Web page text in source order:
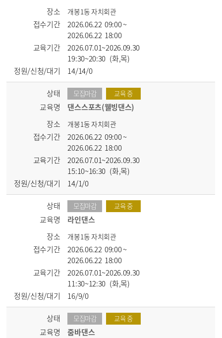
장소 개봉1동 자치회관
접수기간
2026.06.22 09:00 ~
2026.06.22 18:00
교육기간
2026.07.01~2026.09.30
19:30~20:30 (화,목)
정원/신청/대기
14/14/0
상태 모집마감 교육 중
교육명
댄스스포츠(웰빙댄스)
장소
개봉1동 자치회관
접수기간
2026.06.22 09:00 ~
2026.06.22 18:00
교육기간
2026.07.01~2026.09.30
15:10~16:30 (화,목)
정원/신청/대기
14/1/0
상태 모집마감 교육 중
교육명
라인댄스
장소
개봉1동 자치회관
접수기간
2026.06.22 09:00 ~
2026.06.22 18:00
교육기간
2026.07.01~2026.09.30
11:30~12:30 (화,목)
정원/신청/대기
16/9/0
상태 모집마감 교육 중
교육명
줌바댄스